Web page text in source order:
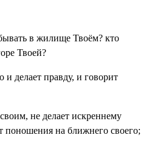
в жилище Твоём? кто
Твоей?
и делает правду, и говорит
не делает искреннему
поношения на ближнего своего;